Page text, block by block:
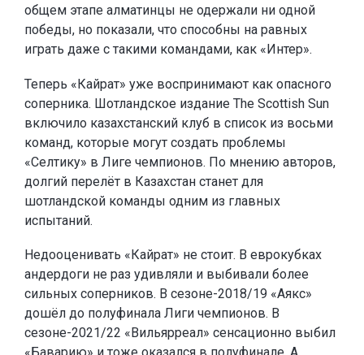
общем этапе алматинцы не одержали ни одной
победы, но показали, что способны на равных
играть даже с такими командами, как «Интер».
Теперь «Кайрат» уже воспринимают как опасного
соперника. Шотландское издание The Scottish Sun
включило казахстанский клуб в список из восьми
команд, которые могут создать проблемы
«Селтику» в Лиге чемпионов. По мнению авторов,
долгий перелёт в Казахстан станет для
шотландской команды одним из главных
испытаний.
Недооценивать «Кайрат» не стоит. В еврокубках
андердоги не раз удивляли и выбивали более
сильных соперников. В сезоне-2018/19 «Аякс»
дошёл до полуфинала Лиги чемпионов. В
сезоне-2021/22 «Вильярреал» сенсационно выбил